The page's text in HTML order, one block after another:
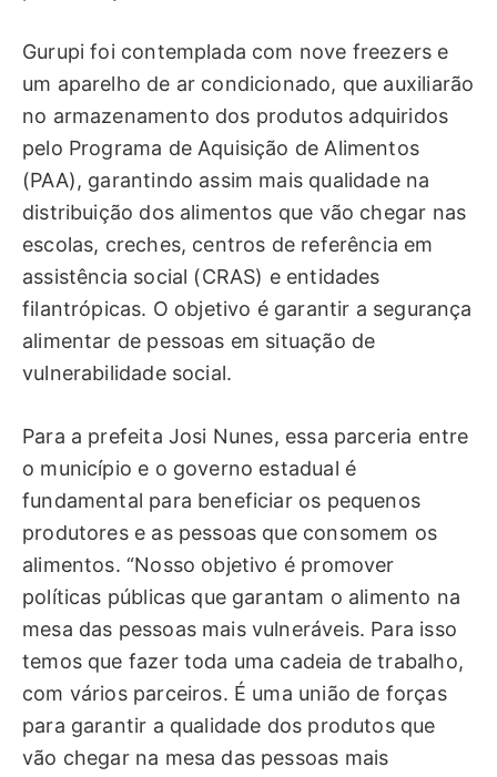
Gurupi foi contemplada com nove freezers e
um aparelho de ar condicionado, que auxiliarão
no armazenamento dos produtos adquiridos
pelo Programa de Aquisição de Alimentos
(PAA), garantindo assim mais qualidade na
distribuição dos alimentos que vão chegar nas
escolas, creches, centros de referência em
assistência social (CRAS) e entidades
filantrópicas. O objetivo é garantir a segurança
alimentar de pessoas em situação de
vulnerabilidade social.
Para a prefeita Josi Nunes, essa parceria entre
o município e o governo estadual é
fundamental para beneficiar os pequenos
produtores e as pessoas que consomem os
alimentos. “Nosso objetivo é promover
políticas públicas que garantam o alimento na
mesa das pessoas mais vulneráveis. Para isso
temos que fazer toda uma cadeia de trabalho,
com vários parceiros. É uma união de forças
para garantir a qualidade dos produtos que
vão chegar na mesa das pessoas mais